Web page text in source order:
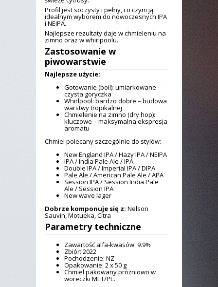
Profil jest soczysty i pełny, co czyni ją
idealnym wyborem do nowoczesnych IPA
i NEIPA.
Najlepsze rezultaty daje w chmieleniu na
zimno oraz w whirlpoolu.
Zastosowanie w
piwowarstwie
Najlepsze użycie:
Gotowanie (boil): umiarkowane –
czysta goryczka
Whirlpool: bardzo dobre – budowa
warstwy tropikalnej
Chmielenie na zimno (dry hop):
kluczowe – maksymalna ekspresja
aromatu
Chmiel polecany szczególnie do stylów:
New England IPA / Hazy IPA / NEIPA
IPA / India Pale Ale / IPA
Double IPA / Imperial IPA / DIPA
Pale Ale / American Pale Ale / APA
Session IPA / Session India Pale
Ale / Session IPA
New wave lager
Dobrze komponuje się z: Nelson
Sauvin, Motueka, Citra
Parametry techniczne
Zawartość alfa-kwasów: 9.9%
Zbiór: 2022
Pochodzenie: NZ
Opakowanie: 2 x 50 g
Chmiel pakowany próżniowo w
woreczki MET/PE.